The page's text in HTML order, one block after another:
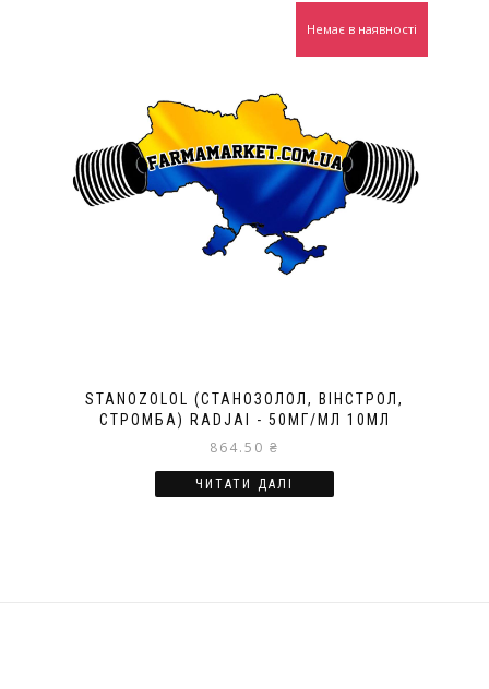
STANOZOLOL (СТАНОЗОЛОЛ, ВІНСТРОЛ,
СТРОМБА) RADJAI - 50МГ/МЛ 10МЛ
864.50 ₴
Немає в наявності
ЧИТАТИ ДАЛІ